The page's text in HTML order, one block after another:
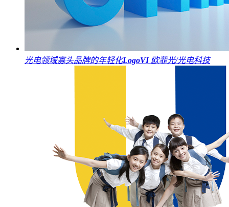
光电领域寡头品牌的年轻化LogoVI 欧菲光/光电科技